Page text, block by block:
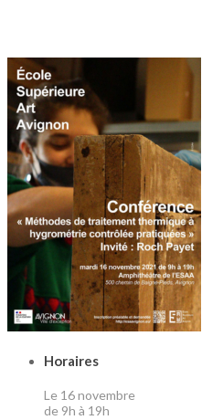
Horaires
Le 16 novembre
de 9h à 19h